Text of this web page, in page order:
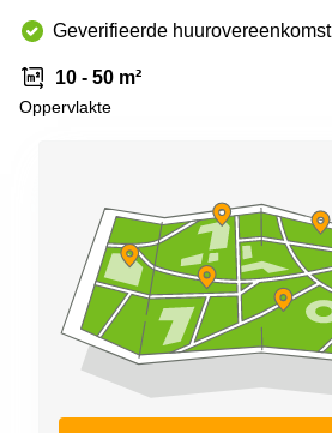
space
Coworking
space
Kantoor
Huren
Hengelo
Bedrijfsruimte
Huren in
Geverifieerde huurovereenkomst
10 - 50 m²
Oppervlakte